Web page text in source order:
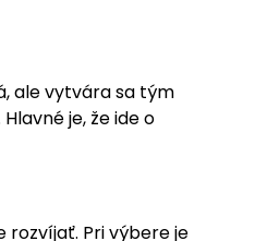
ale vytvára sa tým
je, že ide o
rozvíjať. Pri výbere je